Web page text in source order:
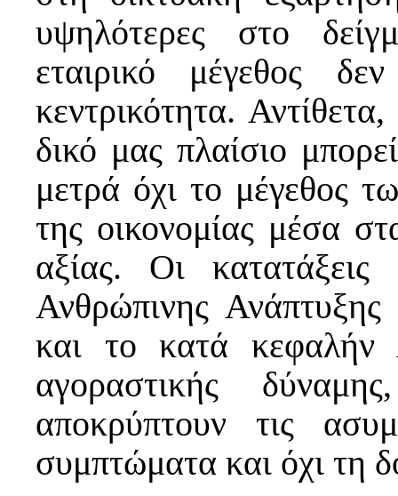
υψηλότερες στο
εταιρικό μέγεθος
κεντρικότητα.
δικό μας πλαίσιο
μετρά όχι το μέγεθος
της οικονομίας μέσα
αξίας. Οι
Ανθρώπινης
και το κατά κεφαλήν
αγοραστικής
αποκρύπτουν τις
συμπτώματα και όχι τη